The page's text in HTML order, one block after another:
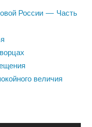
России — Часть
величия